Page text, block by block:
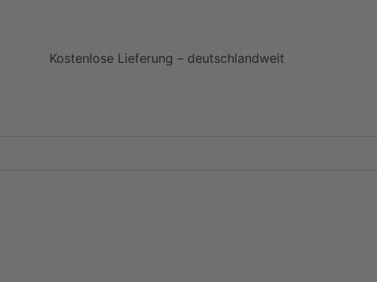
Kostenlose Lieferung – deutschlandweit